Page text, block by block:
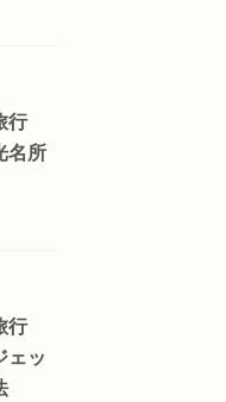
行
名所
行
ェッ